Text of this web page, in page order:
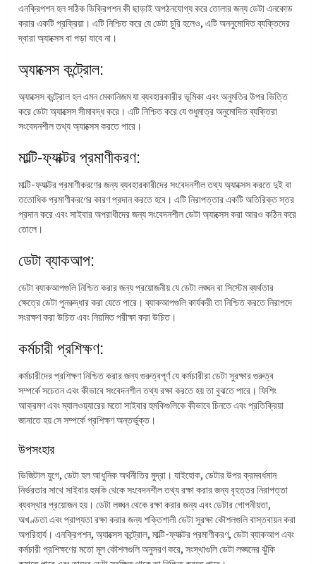
এনক্রিপশন হল সঠিক ডিক্রিপশন কী ছাড়াই অপঠনযোগ্য করে তোলার জন্য ডেটা এনকোড
করার একটি প্রক্রিয়া। এটি নিশ্চিত করে যে ডেটা চুরি হলেও, এটি অননুমোদিত ব্যক্তিদের
দ্বারা অ্যাক্সেস বা পড়া যাবে না।
অ্যাক্সেস কন্ট্রোল:
অ্যাক্সেস কন্ট্রোল হল এমন মেকানিজম যা ব্যবহারকারীর ভূমিকা এবং অনুমতির উপর ভিত্তি
করে ডেটা অ্যাক্সেস সীমাবদ্ধ করে। এটি নিশ্চিত করে যে শুধুমাত্র অনুমোদিত ব্যক্তিরা
সংবেদনশীল তথ্য অ্যাক্সেস করতে পারে।
মাল্টি-ফ্যাক্টর প্রমাণীকরণ:
মাল্টি-ফ্যাক্টর প্রমাণীকরণের জন্য ব্যবহারকারীদের সংবেদনশীল তথ্য অ্যাক্সেস করতে দুই বা
ততোধিক প্রমাণীকরণের কারণ প্রদান করতে হবে। এটি নিরাপত্তার একটি অতিরিক্ত স্তর
প্রদান করে এবং সাইবার অপরাধীদের জন্য সংবেদনশীল ডেটা অ্যাক্সেস করা আরও কঠিন করে
তোলে।
ডেটা ব্যাকআপ:
ডেটা ব্যাকআপগুলি নিশ্চিত করার জন্য প্রয়োজনীয় যে ডেটা লঙ্ঘন বা সিস্টেম ব্যর্থতার
ক্ষেত্রে ডেটা পুনরুদ্ধার করা যেতে পারে। ব্যাকআপগুলি কার্যকরী তা নিশ্চিত করতে নিরাপদে
সংরক্ষণ করা উচিত এবং নিয়মিত পরীক্ষা করা উচিত।
কর্মচারী প্রশিক্ষণ:
কর্মচারীদের প্রশিক্ষণ নিশ্চিত করার জন্য গুরুত্বপূর্ণ যে কর্মচারীরা ডেটা সুরক্ষার গুরুত্ব
সম্পর্কে সচেতন এবং কীভাবে সংবেদনশীল তথ্য রক্ষা করতে হয় তা বুঝতে পারে। ফিশিং
আক্রমণ এবং ম্যালওয়্যারের মতো সাইবার হুমকিগুলিকে কীভাবে চিনতে এবং প্রতিক্রিয়া
জানাতে হয় সে সম্পর্কে প্রশিক্ষণ অন্তর্ভুক্ত।
উপসংহার
ডিজিটাল যুগে, ডেটা হল আধুনিক অর্থনীতির মুদ্রা। যাইহোক, ডেটার উপর ক্রমবর্ধমান
নির্ভরতার সাথে সাইবার হুমকি থেকে সংবেদনশীল তথ্য রক্ষা করার জন্য বৃহত্তর নিরাপত্তা
ব্যবস্থার প্রয়োজন হয়। ডেটা লঙ্ঘন থেকে রক্ষা করার জন্য এবং ডেটার গোপনীয়তা,
অখণ্ডতা এবং প্রাপ্যতা রক্ষা করার জন্য শক্তিশালী ডেটা সুরক্ষা কৌশলগুলি বাস্তবায়ন করা
অপরিহার্য। এনক্রিপশন, অ্যাক্সেস কন্ট্রোল, মাল্টি-ফ্যাক্টর প্রমাণীকরণ, ডেটা ব্যাকআপ এবং
কর্মচারী প্রশিক্ষণের মতো মূল কৌশলগুলি অনুসরণ করে, সংস্থাগুলি ডেটা লঙ্ঘনের ঝুঁকি